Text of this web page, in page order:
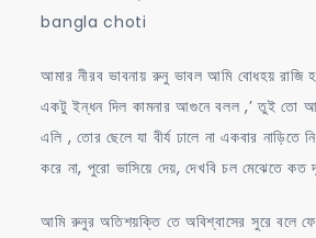
bangla choti
আমার নীরব ভাবনায় রুনু ভাবল আমি বোধহয় রাজি
একটু ইন্ধন দিল কামনার আগুনে বলল ,’ তুই তো
এলি , তোর ছেলে যা বীর্য ঢালে না একবার নাড়িতে
করে না, পুরো ভাসিয়ে দেয়, দেখবি চল মেঝেতে কত
আমি রুনুর অতিশয়ক্তি তে অবিশ্বাসের সুরে বলে